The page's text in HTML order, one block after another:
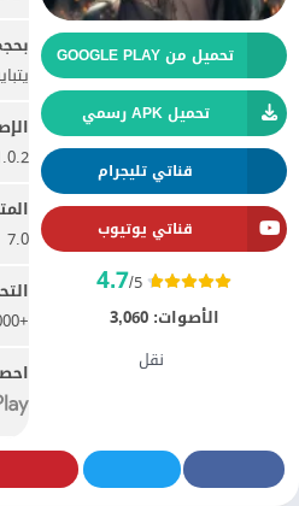
تحميل من GOOGLE PLAY
تحميل APK رسمي
قناتي تليجرام
قناتي يوتيوب
4.7/5
الأصوات:3,060
نقل
7.0
+100,000